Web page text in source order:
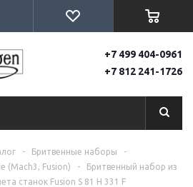
+7 499 404-0961
+7 812 241-1726
- Бритвенные наборы
-
(Mach3, Fusion)
-
Бритвенный набор из
станок Fusion S 81 H 331 F